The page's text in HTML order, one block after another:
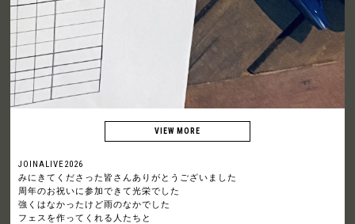
JOINALIVE2026
みにきてくださった皆さんありがとうございました
周年のお祝いに参加できて光栄でした
強くはなかったけど雨のなかでした
フェスを作ってくれる人たちと